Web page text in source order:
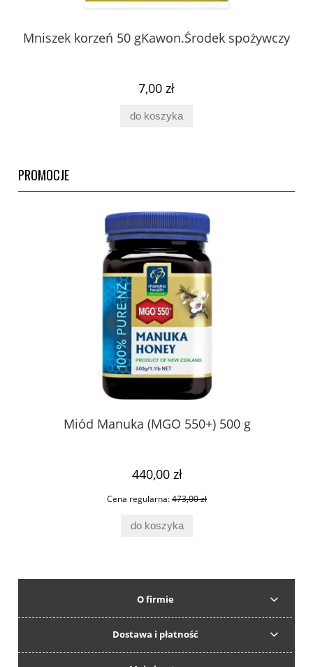
Mniszek korzeń 50 gKawon.Środek spożywczy
7,00 zł
do koszyka
PROMOCJE
Miód Manuka (MGO 550+) 500 g
440,00 zł
Cena regularna:473,00 zł
do koszyka
O firmie
Dostawa i płatność